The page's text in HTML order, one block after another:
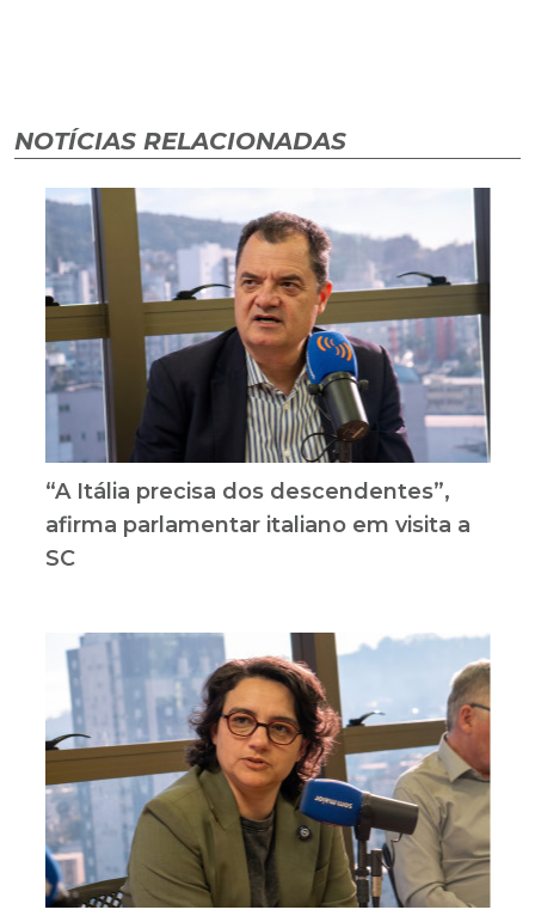
NOTÍCIAS RELACIONADAS
“A Itália precisa dos descendentes”,
afirma parlamentar italiano em visita a
SC